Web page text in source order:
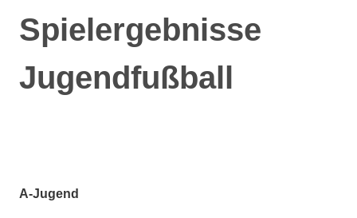
Spielergebnisse
Jugendfußball
A-Jugend